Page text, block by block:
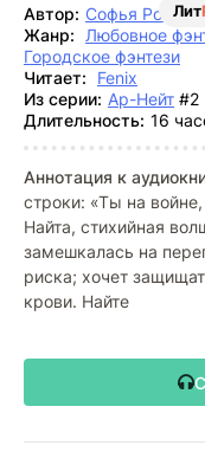
Лит
Автор: Софья
Жанр:
Любовное
Городское фэнтези
Читает:
Fenix
Из серии: Ар-Нейт #2
Длительность: 16
Аннотация к
строки: «Ты на
Найта, стихийная
замешкалась на
риска; хочет
крови. Найте